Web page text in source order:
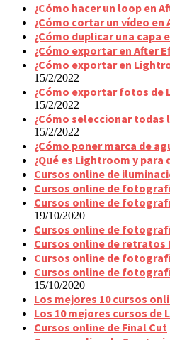
¿Cómo hacer un loop en
¿Cómo cortar un vídeo en
¿Cómo duplicar una capa
¿Cómo exportar en After
¿Cómo exportar en
15/2/2022
¿Cómo exportar fotos de
15/2/2022
¿Cómo seleccionar
15/2/2022
¿Cómo poner marca de
¿Qué es Lightroom y para
Cursos online de
Cursos online de
Cursos online de
19/10/2020
Cursos online de
Cursos online de
Cursos online de
Cursos online de
15/10/2020
Los mejores 10 cursos
Los 10 mejores cursos
Cursos online de Final Cut